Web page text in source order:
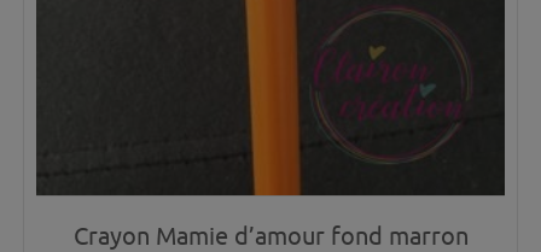
Crayon Mamie d’amour fond marron